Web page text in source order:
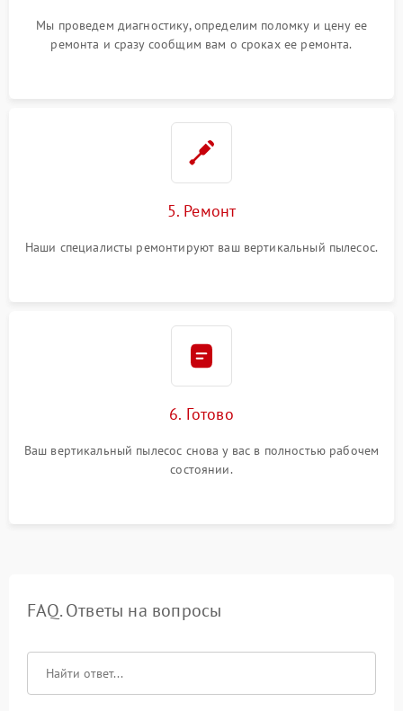
Мы проведем диагностику, определим поломку и цену ее
ремонта и сразу сообщим вам о сроках ее ремонта.
5. Ремонт
Наши специалисты ремонтируют ваш вертикальный пылесос.
6. Готово
Ваш вертикальный пылесос снова у вас в полностью рабочем
состоянии.
FAQ. Ответы на вопросы